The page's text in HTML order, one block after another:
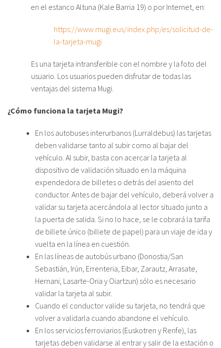
en el estanco Altuna (Kale Barria 19) o por Internet, en:
https://www.mugi.eus/index.php/es/solicitud-de-
la-tarjeta-mugi
Es una tarjeta intransferible con el nombre y la foto del
usuario. Los usuarios pueden disfrutar de todas las
ventajas del sistema Mugi.
¿Cómo funciona la tarjeta Mugi?
En los autobuses interurbanos (Lurraldebus) las tarjetas
deben validarse tanto al subir como al bajar del
vehículo. Al subir, basta con acercar la tarjeta al
dispositivo de validación situado en la máquina
expendedora de billetes o detrás del asiento del
conductor. Antes de bajar del vehículo, deberá volver a
validar su tarjeta acercándola al lector situado junto a
la puerta de salida. Si no lo hace, se le cobrará la tarifa
de billete único (billete de papel) para un viaje de ida y
vuelta en la línea en cuestión.
En las líneas de autobús urbano (Donostia/San
Sebastián, Irún, Errenteria, Eibar, Zarautz, Arrasate,
Hernani, Lasarte-Oria y Oiartzun) sólo es necesario
validar la tarjeta al subir.
Cuando el conductor valide su tarjeta, no tendrá que
volver a validarla cuando abandone el vehículo.
En los servicios ferroviarios (Euskotren y Renfe), las
tarjetas deben validarse al entrar y salir de la estación o